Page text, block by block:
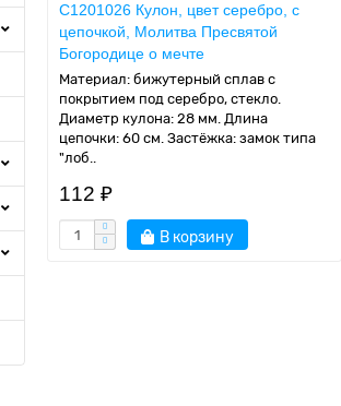
C1201026 Кулон, цвет серебро, с
цепочкой, Молитва Пресвятой
Богородице о мечте
Материал: бижутерный сплав с
покрытием под серебро, стекло.
Диаметр кулона: 28 мм. Длина
цепочки: 60 см. Застёжка: замок типа
"лоб..
112 ₽
В корзину